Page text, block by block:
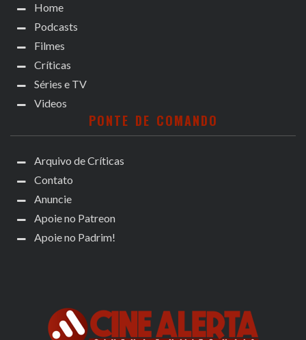
Home
Podcasts
Filmes
Críticas
Séries e TV
Videos
PONTE DE COMANDO
Arquivo de Críticas
Contato
Anuncie
Apoie no Patreon
Apoie no Padrim!